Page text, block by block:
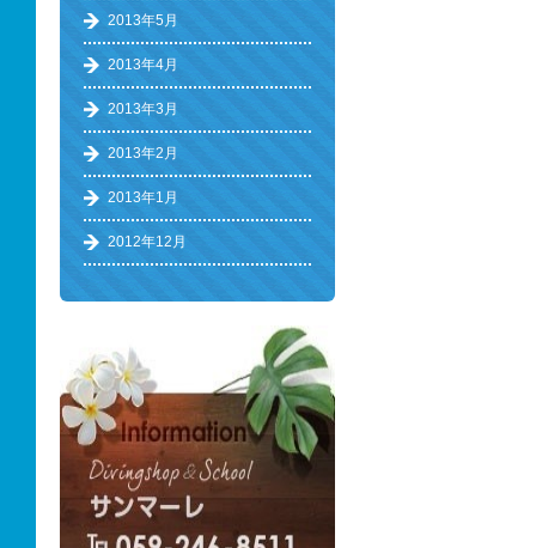
2013年5月
2013年4月
2013年3月
2013年2月
2013年1月
2012年12月